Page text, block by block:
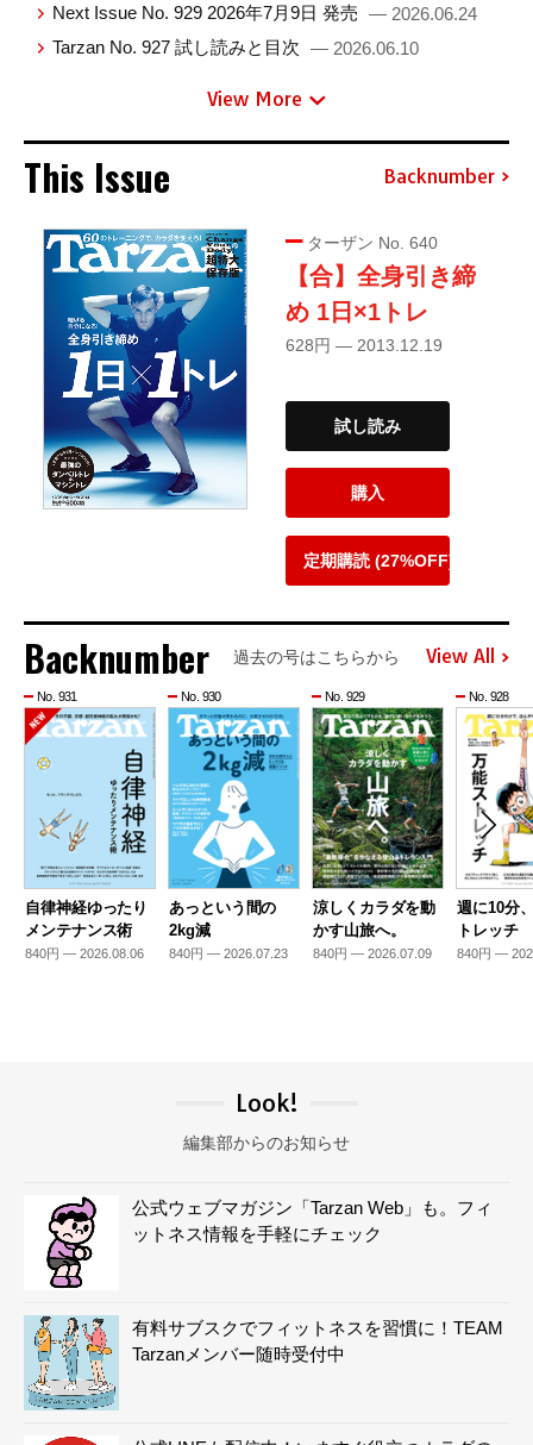
Next Issue No. 929 2026年7月9日 発売 — 2026.06.24
Tarzan No. 927 試し読みと目次 — 2026.06.10
View More
This Issue Backnumber
ターザン No. 640
【合】全身引き締
め 1日×1トレ
628円 — 2013.12.19
試し読み
購入
定期購読 (27%OFF)
Backnumber 過去の号はこちらから View All
No. 931
自律神経ゆったり
メンテナンス術
840円 — 2026.08.06
No. 930
あっという間の
2kg減
840円 — 2026.07.23
No. 929
涼しくカラダを動
かす山旅へ。
840円 — 2026.07.09
No. 928
週に10分
トレッチ
840円 —
Look!
編集部からのお知らせ
公式ウェブマガジン「Tarzan Web」も。フィ
ットネス情報を手軽にチェック
有料サブスクでフィットネスを習慣に！TEAM
Tarzanメンバー随時受付中